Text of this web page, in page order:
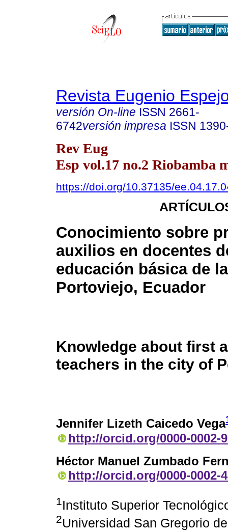
Revista Eugenio
versión On-line ISSN 2661-
6742versión impresa ISSN
Rev Eug
Esp vol.17 no.2 Riobamba
https://doi.org/10.37135/
Conocimiento sobre
auxilios en docentes
educación básica de
Portoviejo, Ecuador
Knowledge about first
teachers in the city of
Jennifer Lizeth Caicedo Vega
http://orcid.org/0000-0002-
Héctor Manuel Zumbado
http://orcid.org/0000-0002-
1Instituto Superior
2Universidad San Gregorio